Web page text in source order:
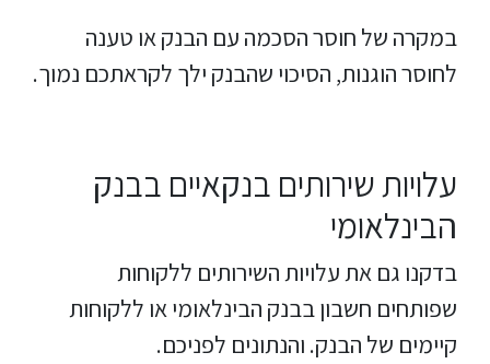
במקרה של חוסר הסכמה עם הבנק או טענה
לחוסר הוגנות, הסיכוי שהבנק ילך לקראתכם נמוך.
עלויות שירותים בנקאיים בבנק
הבינלאומי
בדקנו גם את עלויות השירותים ללקוחות
שפותחים חשבון בבנק הבינלאומי או ללקוחות
קיימים של הבנק. והנתונים לפניכם.